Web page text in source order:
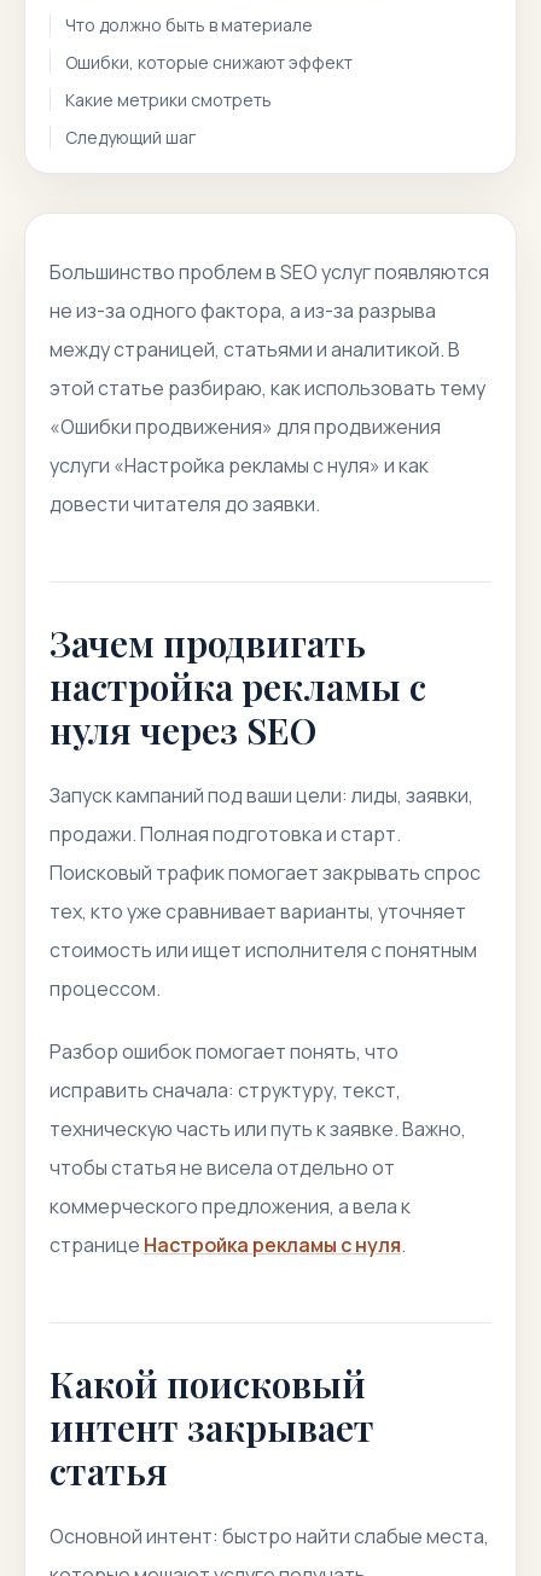
Что должно быть в материале
Ошибки, которые снижают эффект
Какие метрики смотреть
Следующий шаг
Большинство проблем в SEO услуг появляются
не из-за одного фактора, а из-за разрыва
между страницей, статьями и аналитикой. В
этой статье разбираю, как использовать тему
«Ошибки продвижения» для продвижения
услуги «Настройка рекламы с нуля» и как
довести читателя до заявки.
Зачем продвигать
настройка рекламы с
нуля через SEO
Запуск кампаний под ваши цели: лиды, заявки,
продажи. Полная подготовка и старт.
Поисковый трафик помогает закрывать спрос
тех, кто уже сравнивает варианты, уточняет
стоимость или ищет исполнителя с понятным
процессом.
Разбор ошибок помогает понять, что
исправить сначала: структуру, текст,
техническую часть или путь к заявке. Важно,
чтобы статья не висела отдельно от
коммерческого предложения, а вела к
странице Настройка рекламы с нуля.
Какой поисковый
интент закрывает
статья
Основной интент: быстро найти слабые места,